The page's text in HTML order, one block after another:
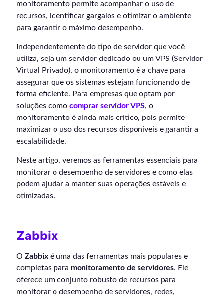
monitoramento permite acompanhar o uso de
recursos, identificar gargalos e otimizar o ambiente
para garantir o máximo desempenho.
Independentemente do tipo de servidor que você
utiliza, seja um servidor dedicado ou um VPS (Servidor
Virtual Privado), o monitoramento é a chave para
assegurar que os sistemas estejam funcionando de
forma eficiente. Para empresas que optam por
soluções como comprar servidor VPS, o
monitoramento é ainda mais crítico, pois permite
maximizar o uso dos recursos disponíveis e garantir a
escalabilidade.
Neste artigo, veremos as ferramentas essenciais para
monitorar o desempenho de servidores e como elas
podem ajudar a manter suas operações estáveis e
otimizadas.
Zabbix
O Zabbix é uma das ferramentas mais populares e
completas para monitoramento de servidores. Ele
oferece um conjunto robusto de recursos para
monitorar o desempenho de servidores, redes,